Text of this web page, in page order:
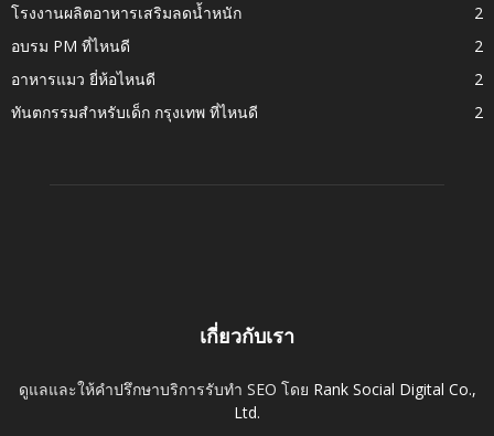
โรงงานผลิตอาหารเสริมลดน้ำหนัก
2
อบรม PM ที่ไหนดี
2
อาหารแมว ยี่ห้อไหนดี
2
ทันตกรรมสำหรับเด็ก กรุงเทพ ที่ไหนดี
2
เกี่ยวกับเรา
ดูแลและให้คำปรึกษาบริการรับทำ SEO โดย Rank Social Digital Co.,
Ltd.